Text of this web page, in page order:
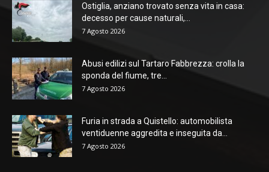
Ostiglia, anziano trovato senza vita in casa:
decesso per cause naturali,...
7 Agosto 2026
Abusi edilizi sul Tartaro Fabbrezza: crolla la
sponda del fiume, tre...
7 Agosto 2026
Furia in strada a Quistello: automobilista
ventiduenne aggredita e inseguita da...
7 Agosto 2026